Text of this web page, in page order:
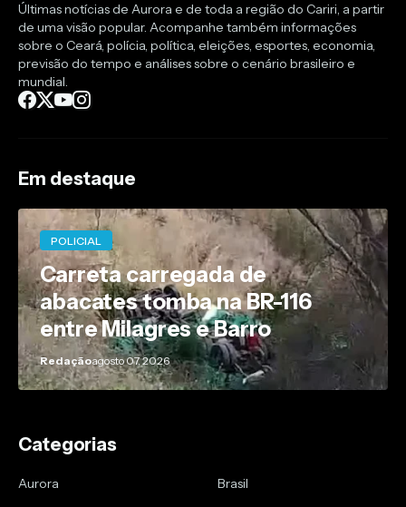
Últimas notícias de Aurora e de toda a região do Cariri, a partir
de uma visão popular. Acompanhe também informações
sobre o Ceará, polícia, política, eleições, esportes, economia,
previsão do tempo e análises sobre o cenário brasileiro e
mundial.
Em destaque
POLICIAL
Carreta carregada de
abacates tomba na BR-116
entre Milagres e Barro
Redaçãoagosto 07, 2026
Categorias
Aurora
Brasil